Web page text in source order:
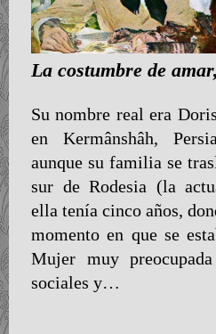
La costumbre de
Su nombre real era
en Kermânshâh,
aunque su familia se
sur de Rodesia (la
ella tenía cinco años,
momento en que se
Mujer muy
sociales y…